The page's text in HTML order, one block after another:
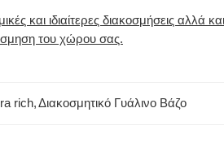
και ιδιαίτερες διακοσμήσεις αλλά
του χώρου σας.
rich,Διακοσμητικό Γυάλινο Βάζο